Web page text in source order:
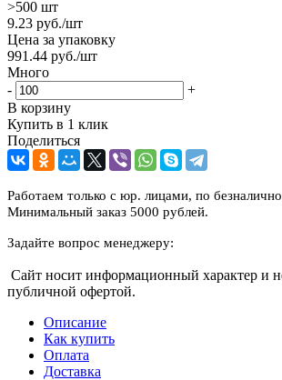
>500 шт
9.23 руб./шт
Цена за упаковку
991.44 руб./шт
Много
-
+
В корзину
Купить в 1 клик
Поделиться
Работаем только с юр. лицами, по
Минимальный заказ 5000 рублей.
Задайте вопрос менеджеру:
Сайт носит информационный характер и
публичной офертой.
Описание
Как купить
Оплата
Доставка